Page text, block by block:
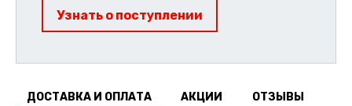
Узнать о поступлении
ДОСТАВКА И ОПЛАТА АКЦИИ ОТЗЫВЫ